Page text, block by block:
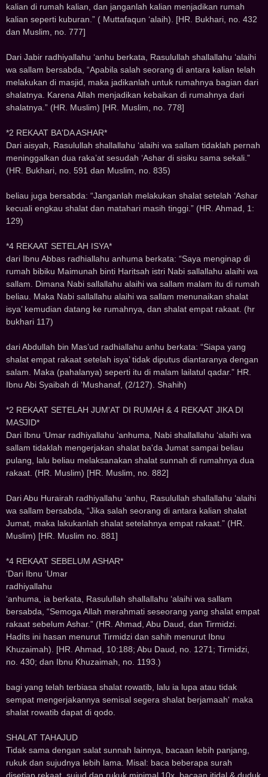
kalian di rumah kalian, dan janganlah kalian menjadikan rumah
kalian seperti kuburan.” ( Muttafaqun ‘alaih). [HR. Bukhari, no. 432
dan Muslim, no. 777]
Dari Jabir radhiyallahu ‘anhu berkata, Rasulullah shallallahu ‘alaihi
wa sallam bersabda, “Apabila salah seorang di antara kalian telah
melakukan d‌‌i masjid, maka jadikanlah untuk rumahnya bagian dari
shalatnya. Karena Allah menjadikan kebaikan di rumahnya dari
shalatnya.” (HR. Muslim) [HR. Muslim, no. 778]
*2 REKAAT BA'D‌‌A ASHAR*
D‌‌ari aisyah, Rasulullah shallallahu ‘alaihi wa sallam tidaklah pernah
meninggalkan dua raka’at sesudah ‘Ashar di sisiku sama sekali.”
(HR. Bukhari, no. 591 dan Muslim, no. 835)
beliau juga bersabd‌‌a: “Janganlah melakukan shalat setelah ‘Ashar
kecuali engkau shalat dan matahari masih tinggi.” (HR. Ahmad, 1:
129)
*4 REKAAT SETELAH ISYA*
dari Ibnu Abbas radhiallahu anhuma berkata: “Saya menginap di
rumah bibiku Maimunah binti Haritsah istri Nabi sallallahu alaihi wa
sallam. Dimana Nabi sallallahu alaihi wa sallam malam itu di rumah
beliau. Maka Nabi sallallahu alaihi wa sallam menunaikan shalat
isya’ kemudian datang ke rumahnya, dan shalat empat rakaat. (hr
bukhari 117)
dari Abdullah bin Mas’ud radhiallahu anhu berkata: “Siapa yang
shalat empat rakaat setelah isya’ tidak diputus diantaranya dengan
salam. Maka (pahalanya) seperti itu di malam lailatul qadar.” HR.
Ibnu Abi Syaibah di ‘Mushanaf, (2/127). Shahih)
*2 REKAAT SETELAH JUM'AT DI RUMAH & 4 REKAAT JIKA DI
MASJID*
Dari Ibnu ‘Umar radhiyallahu ‘anhuma, Nabi shallallahu ‘alaihi wa
sallam tidaklah mengerjakan shalat ba'da Jumat sampai beliau
pulang, lalu beliau melaksanakan shalat sunnah di rumahnya dua
rakaat. (HR. Muslim) [HR. Muslim, no. 882]
Dari Abu Hurairah radhiyallahu ‘anhu, Rasulullah shallallahu ‘alaihi
wa sallam bersabda, “Jika salah seorang di antara kalian shalat
Jumat, maka lakukanlah shalat setelahnya empat rakaat.” (HR.
Muslim) [HR. Muslim no. 881]
*4 REKAAT SEBELUM ASHAR*
‘Dari Ibnu ‘Umar
radhiyallahu
‘anhuma, ia berkata, Rasulullah shallallahu ‘alaihi wa sallam
bersabda, “Semoga Allah merahmati seseorang yang shalat empat
rakaat sebelum Ashar.” (HR. Ahmad, Abu Daud, dan Tirmidzi.
Hadits ini hasan menurut Tirmidzi dan sahih menurut Ibnu
Khuzaimah). [HR. Ahmad, 10:188; Abu Daud, no. 1271; Tirmidzi,
no. 430; dan Ibnu Khuzaimah, no. 1193.)
bagi yang telah terbiasa shalat rowatib, lalu ia lupa atau tidak
sempat mengerjakannya semisal segera shalat berjamaah' maka
shalat rowatib dapat di qodo.
SHALAT TAHAJUD‌‌
Tid‌‌ak sama d‌‌engan salat sunnah lainnya, bacaan lebih p‌‌anjang,
rukuk d‌‌an sujud‌‌nya lebih lama. Misal: baca beberap‌‌a surah